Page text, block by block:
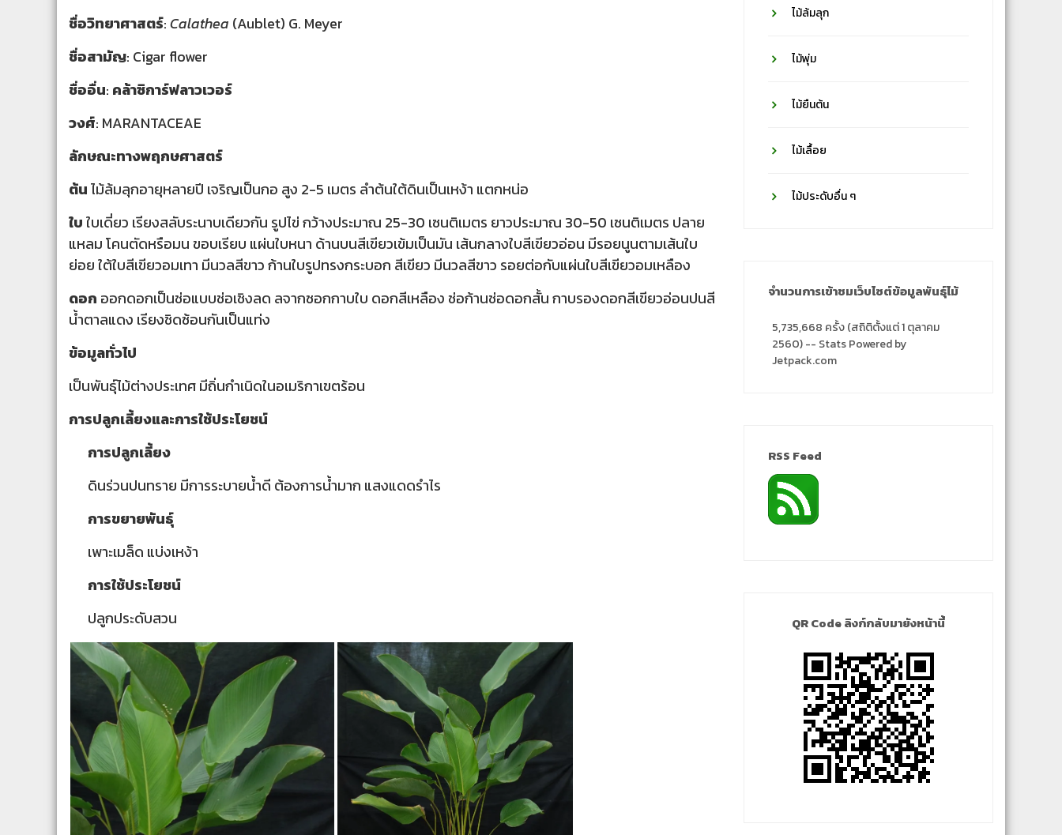
ชื่อวิทยาศาสตร์:Calathea (Aublet) G. Meyer
ชื่อสามัญ: Cigar flower
ชื่ออื่น: คล้าซิการ์ฟลาวเวอร์
วงศ์: MARANTACEAE
ลักษณะทางพฤกษศาสตร์
ต้นไม้ล้มลุกอายุหลายปี เจริญเป็นกอ สูง 2-5 เมตร ลำต้นใต้ดินเป็นเหง้า แตกหน่อ
ใบใบเดี่ยว เรียงสลับระนาบเดียวกัน รูปไข่ กว้างประมาณ 25-30 เซนติเมตร ยาวประมาณ 30-50 เซนติเมตร ปลาย
แหลม โคนตัดหรือมน ขอบเรียบ แผ่นใบหนา ด้านบนสีเขียวเข้มเป็นมัน เส้นกลางใบสีเขียวอ่อน มีรอยนูนตามเส้นใบ
ย่อย ใต้ใบสีเขียวอมเทา มีนวลสีขาว ก้านใบรูปทรงกระบอก สีเขียว มีนวลสีขาว รอยต่อกับแผ่นใบสีเขียวอมเหลือง
ดอก ออกดอกเป็นช่อแบบช่อเชิงลด ลจากซอกกาบใบ ดอกสีเหลือง ช่อก้านช่อดอกสั้น กาบรองดอกสีเขียวอ่อนปนสี
น้ำตาลแดง เรียงชิดซ้อนกันเป็นแท่ง
ข้อมูลทั่วไป
เป็นพันธุ์ไม้ต่างประเทศ มีถิ่นกำเนิดในอเมริกาเขตร้อน
การปลูกเลี้ยงและการใช้ประโยชน์
การปลูกเลี้ยง
ดินร่วนปนทราย มีการระบายน้ำดี ต้องการน้ำมาก แสงแดดรำไร
การขยายพันธุ์
เพาะเมล็ด แบ่งเหง้า
การใช้ประโยชน์
ปลูกประดับสวน
ไม้ล้มลุก
ไม้พุ่ม
ไม้ยืนต้น
ไม้เลื้อย
ไม้ประดับอื่น ๆ
จำนวนการเข้าชมเว็บไซต์ข้อมูลพันธุ์ไม้
5,735,668 ครั้ง (สถิติตั้งแต่ 1 ตุลาคม
2560) -- Stats Powered by
Jetpack.com
RSS Feed
QR Code ลิงก์กลับมายังหน้านี้